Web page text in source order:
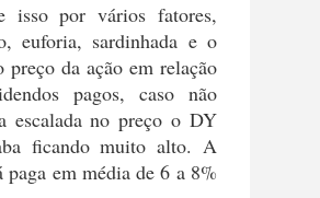
isso por vários fatores,
euforia, sardinhada e o
preço da ação em relação
pagos, caso não
escalada no preço o DY
ficando muito alto. A
em média de 6 a 8%